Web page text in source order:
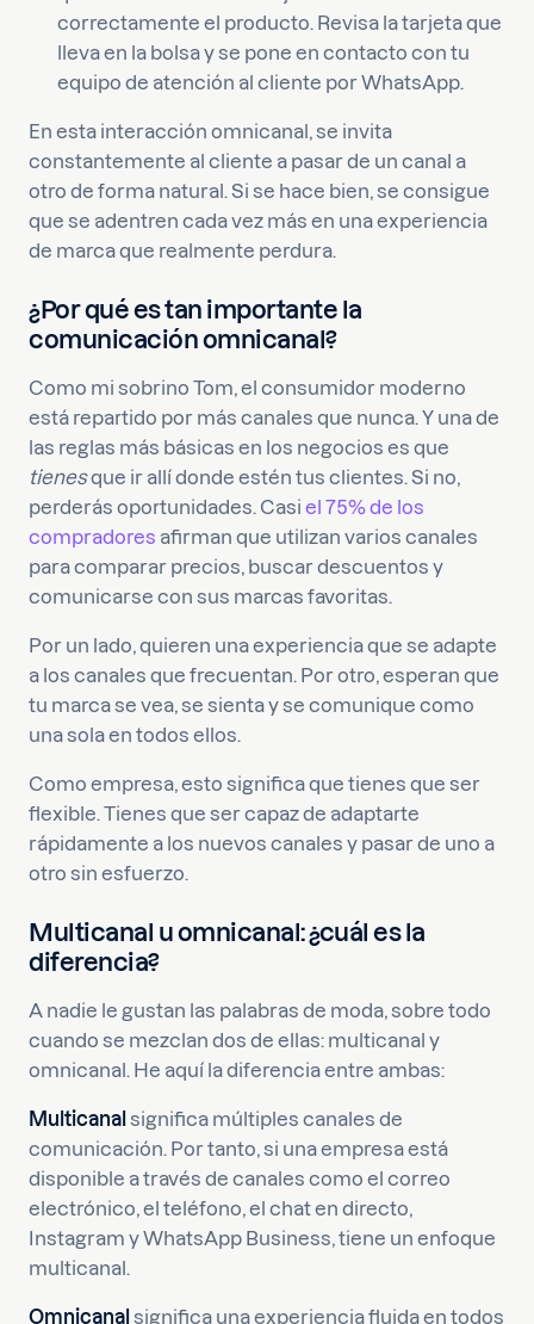
correctamente el producto. Revisa la tarjeta que
lleva en la bolsa y se pone en contacto con tu
equipo de atención al cliente por WhatsApp.
En esta interacción omnicanal, se invita
constantemente al cliente a pasar de un canal a
otro de forma natural. Si se hace bien, se consigue
que se adentren cada vez más en una experiencia
de marca que realmente perdura.
¿Por qué es tan importante la
comunicación omnicanal?
Como mi sobrino Tom, el consumidor moderno
está repartido por más canales que nunca. Y una de
las reglas más básicas en los negocios es que
tienesque ir allí donde estén tus clientes. Si no,
perderás oportunidades. Casi el 75% de los
compradores afirman que utilizan varios canales
para comparar precios, buscar descuentos y
comunicarse con sus marcas favoritas.
Por un lado, quieren una experiencia que se adapte
a los canales que frecuentan. Por otro, esperan que
tu marca se vea, se sienta y se comunique como
una sola en todos ellos.
Como empresa, esto significa que tienes que ser
flexible. Tienes que ser capaz de adaptarte
rápidamente a los nuevos canales y pasar de uno a
otro sin esfuerzo.
Multicanal u omnicanal: ¿cuál es la
diferencia?
A nadie le gustan las palabras de moda, sobre todo
cuando se mezclan dos de ellas: multicanal y
omnicanal. He aquí la diferencia entre ambas:
Multicanal significa múltiples canales de
comunicación. Por tanto, si una empresa está
disponible a través de canales como el correo
electrónico, el teléfono, el chat en directo,
Instagram y WhatsApp Business, tiene un enfoque
multicanal.
Omnicanal significa una experiencia fluida en todos